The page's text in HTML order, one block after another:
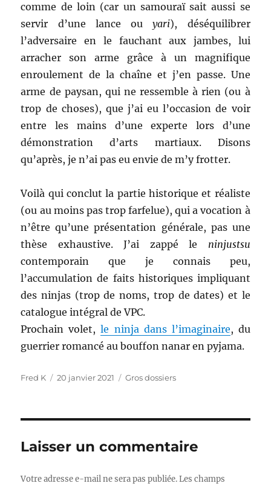
comme de loin (car un samouraï sait aussi se
servir d’une lance ouyari), déséquilibrer
l’adversaire en le fauchant aux jambes, lui
arracher son arme grâce à un magnifique
enroulement de la chaîne et j’en passe. Une
arme de paysan, qui ne ressemble à rien (ou à
trop de choses), que j’ai eu l’occasion de voir
entre les mains d’une experte lors d’une
démonstration d’arts martiaux. Disons
qu’après, je n’ai pas eu envie de m’y frotter.
Voilà qui conclut la partie historique et réaliste
(ou au moins pas trop farfelue), qui a vocation à
n’être qu’une présentation générale, pas une
thèse exhaustive. J’ai zappé le ninjustsu
contemporain que je connais peu,
l’accumulation de faits historiques impliquant
des ninjas (trop de noms, trop de dates) et le
catalogue intégral de VPC.
Prochain volet,le ninja dans l’imaginaire, du
guerrier romancé au bouffon nanar en pyjama.
Auteur
Fred K
Publié
20 janvier 2021 Catégories
Gros dossiers
Laisser un commentaire
Votre adresse e-mail ne sera pas publiée. Les champs